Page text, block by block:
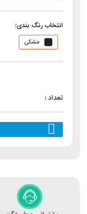
انتخاب رنگ بندی:
مشکی